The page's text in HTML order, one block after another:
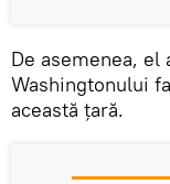
De asemenea,
Washingtonului
această țară.